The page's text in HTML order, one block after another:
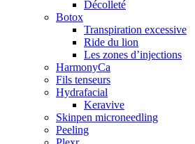
Décolleté
Botox
Transpiration excessive
Ride du lion
Les zones d’injections
HarmonyCa
Fils tenseurs
Hydrafacial
Keravive
Skinpen microneedling
Peeling